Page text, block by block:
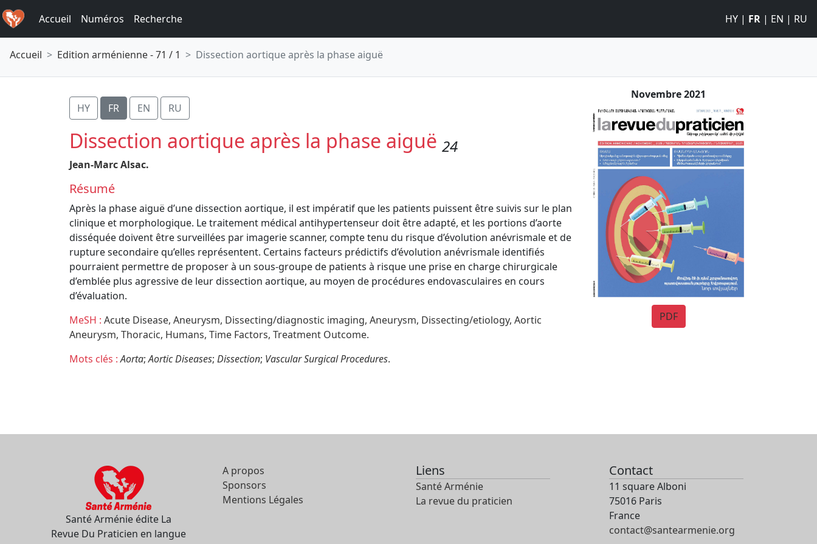
Accueil Numéros Recherche HY | FR | EN | RU
Accueil Edition arménienne - 71 / 1 Dissection aortique après la phase aiguë
HY FR EN RU
Dissection aortique après la phase aiguë 24
Jean-Marc Alsac.
Résumé
Après la phase aiguë d’une dissection aortique, il est impératif que les patients puissent être suivis sur le plan
clinique et morphologique. Le traitement médical antihypertenseur doit être adapté, et les portions d’aorte
disséquée doivent être surveillées par imagerie scanner, compte tenu du risque d’évolution anévrismale et de
rupture secondaire qu’elles représentent. Certains facteurs prédictifs d’évolution anévrismale identifiés
pourraient permettre de proposer à un sous-groupe de patients à risque une prise en charge chirurgicale
d’emblée plus agressive de leur dissection aortique, au moyen de procédures endovasculaires en cours
d’évaluation.
MeSH : Acute Disease, Aneurysm, Dissecting/diagnostic imaging, Aneurysm, Dissecting/etiology, Aortic
Aneurysm, Thoracic, Humans, Time Factors, Treatment Outcome.
Mots clés :Aorta; Aortic Diseases; Dissection; Vascular Surgical Procedures.
Novembre 2021
PDF
Santé Arménie édite La
Revue Du Praticien en langue
A propos
Sponsors
Mentions Légales
Liens
Santé Arménie
La revue du praticien
Contact
11 square Alboni
75016 Paris
France
contact@santearmenie.org